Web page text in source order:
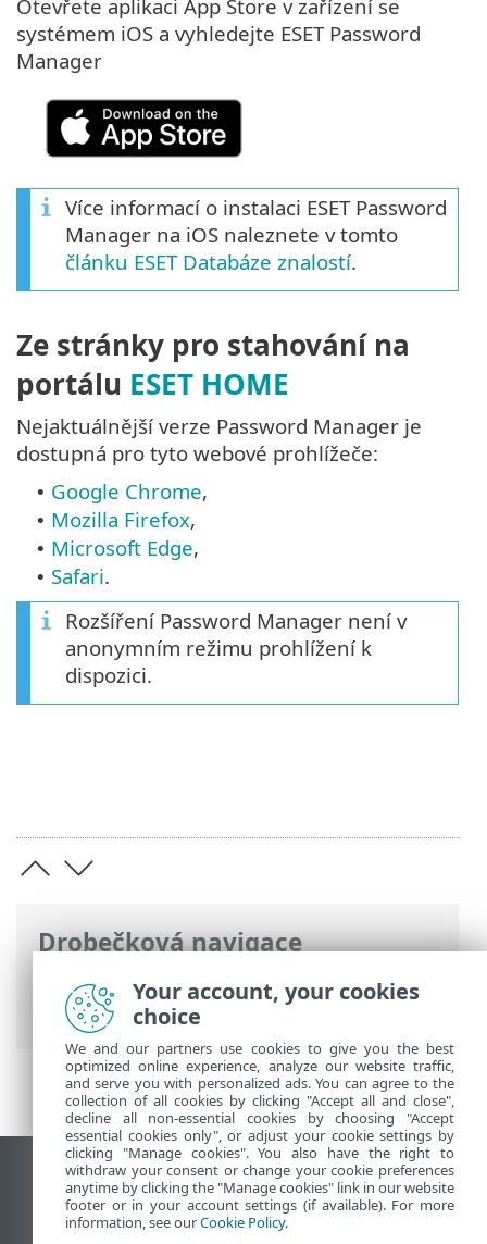
Drobečková navigace
ESET Online nápověda> ESET Password
Manager
>Instalace
Otevřete aplikaci App Store v zařízení se
systémem iOS a vyhledejte ESET Password
Manager
Více informací o instalaci ESET Password
Manager na iOS naleznete v tomto
článku ESET Databáze znalostí.
Ze stránky pro stahování na
portálu ESET HOME
Nejaktuálnější verze Password Manager je
dostupná pro tyto webové prohlížeče:
• Google Chrome,
• Mozilla Firefox,
• Microsoft Edge,
• Safari.
Rozšíření Password Manager není v
anonymním režimu prohlížení k
dispozici.
Zobrazit verzi pro počítač
End of Life
ESET Databáze znalostí
Your account, your cookies
choice
We and our partners use cookies to give you the best
optimized online experience, analyze our website traffic,
and serve you with personalized ads. You can agree to the
collection of all cookies by clicking "Accept all and close",
decline all non-essential cookies by choosing "Accept
essential cookies only", or adjust your cookie settings by
clicking "Manage cookies". You also have the right to
withdraw your consent or change your cookie preferences
anytime by clicking the "Manage cookies" link in our website
footer or in your account settings (if available). For more
information, see ourCookie Policy.